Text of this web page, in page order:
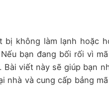
không làm lạnh hoặc
bạn đang bối rối vì
viết này sẽ giúp bạn
nhà và cung cấp bảng